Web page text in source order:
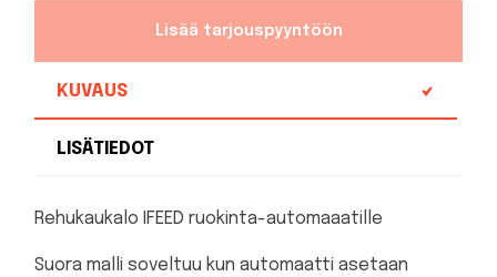
Lisää tarjouspyyntöön
KUVAUS
LISÄTIEDOT
Rehukaukalo IFEED ruokinta-automaaatille
Suora malli soveltuu kun automaatti asetaan